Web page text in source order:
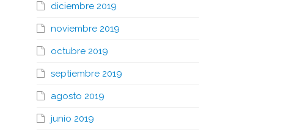
diciembre 2019
noviembre 2019
octubre 2019
septiembre 2019
agosto 2019
junio 2019